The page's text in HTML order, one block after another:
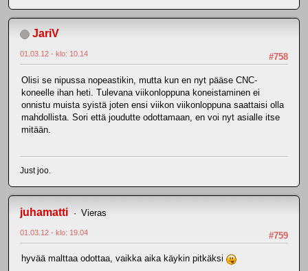
JariV
#758
01.03.12 - klo: 10.14
Olisi se nipussa nopeastikin, mutta kun en nyt pääse CNC-
koneelle ihan heti. Tulevana viikonloppuna koneistaminen ei
onnistu muista syistä joten ensi viikon viikonloppuna saattaisi olla
mahdollista. Sori että joudutte odottamaan, en voi nyt asialle itse
mitään.
Just joo.
juhamatti Vieras
#759
01.03.12 - klo: 19.04
hyvää malttaa odottaa, vaikka aika käykin pitkäksi